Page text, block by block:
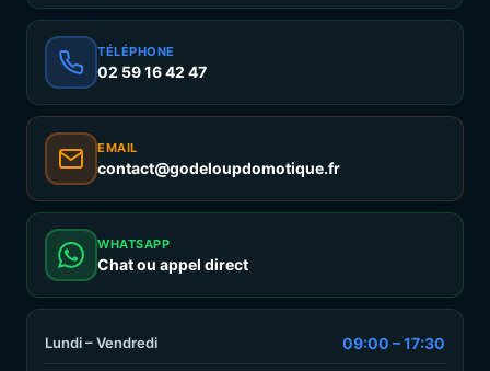
TÉLÉPHONE
02 59 16 42 47
EMAIL
contact@godeloupdomotique.fr
WHATSAPP
Chat ou appel direct
Lundi – Vendredi 09:00 – 17:30